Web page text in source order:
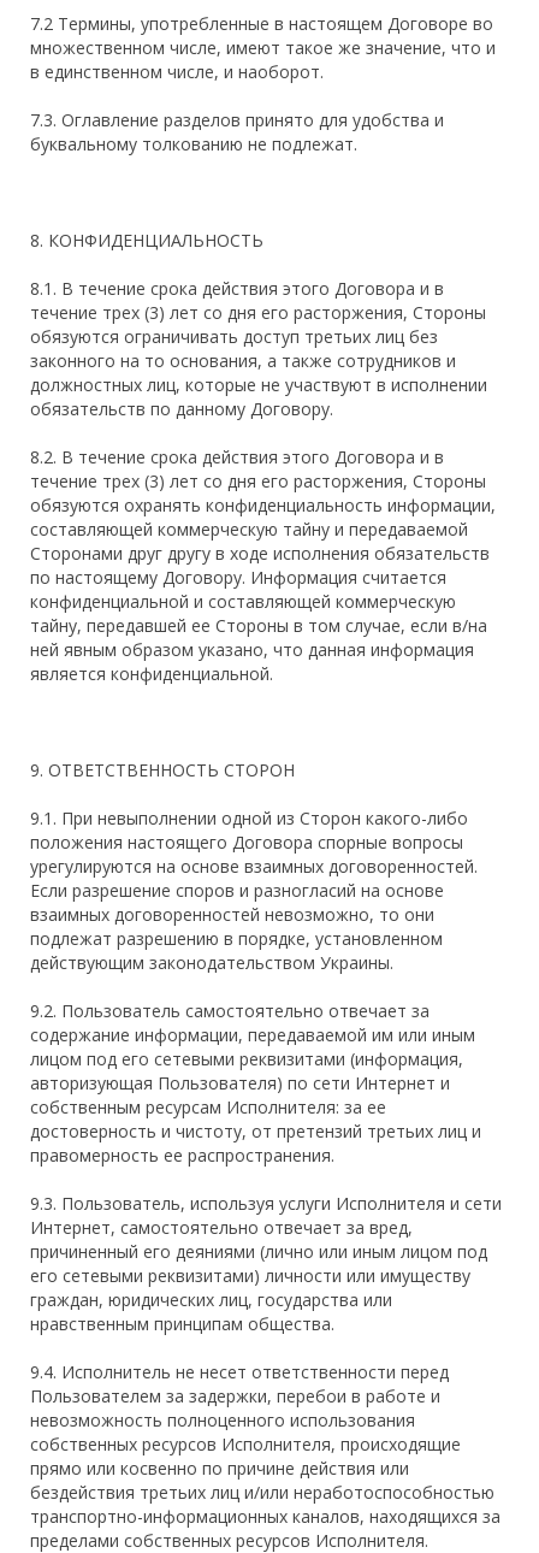
7.2 Термины, употребленные в настоящем Договоре во
множественном числе, имеют такое же значение, что и
в единственном числе, и наоборот.
7.3. Оглавление разделов принято для удобства и
буквальному толкованию не подлежат.
8. КОНФИДЕНЦИАЛЬНОСТЬ
8.1. В течение срока действия этого Договора и в
течение трех (3) лет со дня его расторжения, Стороны
обязуются ограничивать доступ третьих лиц без
законного на то основания, а также сотрудников и
должностных лиц, которые не участвуют в исполнении
обязательств по данному Договору.
8.2. В течение срока действия этого Договора и в
течение трех (3) лет со дня его расторжения, Стороны
обязуются охранять конфиденциальность информации,
составляющей коммерческую тайну и передаваемой
Сторонами друг другу в ходе исполнения обязательств
по настоящему Договору. Информация считается
конфиденциальной и составляющей коммерческую
тайну, передавшей ее Стороны в том случае, если в/на
ней явным образом указано, что данная информация
является конфиденциальной.
9. ОТВЕТСТВЕННОСТЬ СТОРОН
9.1. При невыполнении одной из Сторон какого-либо
положения настоящего Договора спорные вопросы
урегулируются на основе взаимных договоренностей.
Если разрешение споров и разногласий на основе
взаимных договоренностей невозможно, то они
подлежат разрешению в порядке, установленном
действующим законодательством Украины.
9.2. Пользователь самостоятельно отвечает за
содержание информации, передаваемой им или иным
лицом под его сетевыми реквизитами (информация,
авторизующая Пользователя) по сети Интернет и
собственным ресурсам Исполнителя: за ее
достоверность и чистоту, от претензий третьих лиц и
правомерность ее распространения.
9.3. Пользователь, используя услуги Исполнителя и сети
Интернет, самостоятельно отвечает за вред,
причиненный его деяниями (лично или иным лицом под
его сетевыми реквизитами) личности или имуществу
граждан, юридических лиц, государства или
нравственным принципам общества.
9.4. Исполнитель не несет ответственности перед
Пользователем за задержки, перебои в работе и
невозможность полноценного использования
собственных ресурсов Исполнителя, происходящие
прямо или косвенно по причине действия или
бездействия третьих лиц и/или неработоспособностью
транспортно-информационных каналов, находящихся за
пределами собственных ресурсов Исполнителя.